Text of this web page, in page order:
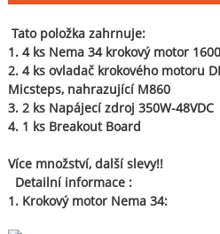
Tato položka zahrnuje:
1. 4 ks Nema 34 krokový motor
2. 4 ks ovladač krokového motoru
Micsteps, nahrazující M860
3. 2 ks Napájecí zdroj 350W-48VDC
4. 1 ks Breakout Board
Více množství, další slevy!!
Detailní informace :
1. Krokový motor Nema 34: